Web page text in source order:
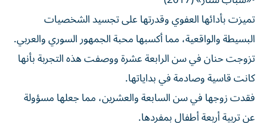
تميزت بأدائها العفوي وقدرتها على تجسيد الشخصيات
البسيطة والواقعية، مما أكسبها محبة الجمهور السوري والعربي.
تزوجت حنان في سن الرابعة عشرة ووصفت هذه التجربة بأنها
كانت قاسية وصادمة في بداياتها.
فقدت زوجها في سن السابعة والعشرين، مما جعلها مسؤولة
عن تربية أربعة أطفال بمفردها.